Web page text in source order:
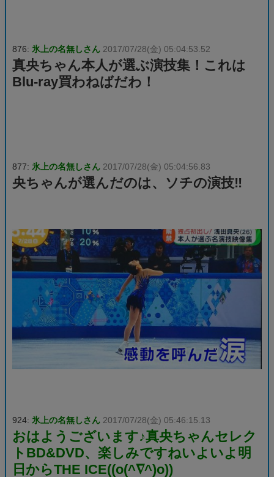
876: 氷上の名無しさん 2017/07/28(金) 05:04:53.52
真央ちゃん本人が選ぶ演技集！これは
Blu-ray買わねばだわ！
877: 氷上の名無しさん 2017/07/28(金) 05:04:56.83
央ちゃんが選んだのは、ソチの演技‼️
924: 氷上の名無しさん 2017/07/28(金) 05:46:15.13
おはようございます♪真央ちゃんセレク
トBD&DVD、楽しみですねいよいよ明
日からTHE ICE((o(^∇^)o))